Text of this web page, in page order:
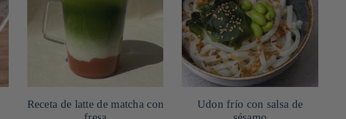
Receta de latte de matcha con
Udon frío con salsa de